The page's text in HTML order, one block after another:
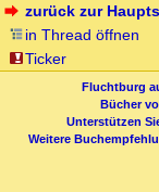
zurück zur
in Thread öffnen
Ticker
Fluchtburg
Bücher
Unterstützen
Weitere